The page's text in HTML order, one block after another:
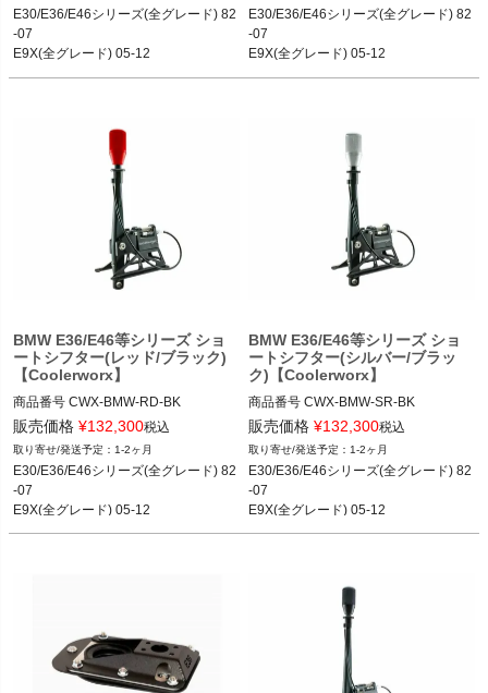
E30/E36/E46シリーズ(全グレード) 82
-07
E9X(全グレード) 05-12
E30/E36/E46シリーズ(全グレード) 82
-07
E9X(全グレード) 05-12
BMW E36/E46等シリーズ ショ
ートシフター(レッド/ブラック)
【Coolerworx】
商品番号 CWX-BMW-RD-BK
CWX-BMW-RD-BK
販売価格 ¥132,300税込
1-2ヶ月
E30/E36/E46シリーズ(全グレード) 82
-07
E9X(全グレード) 05-12
E8X(全グレード) 04-11
BMW E36/E46等シリーズ ショ
ートシフター(シルバー/ブラッ
ク)【Coolerworx】
商品番号 CWX-BMW-SR-BK
CWX-BMW-SR-BK
販売価格 ¥132,300税込
1-2ヶ月
E30/E36/E46シリーズ(全グレード) 82
-07
E9X(全グレード) 05-12
E8X(全グレード) 04-11